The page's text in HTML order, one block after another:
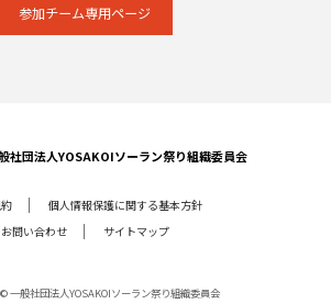
参加チーム専⽤ページ
社団法⼈YOSAKOIソーラン祭り組織委員会
個⼈情報保護に関する基本⽅針
お問い合わせ
サイトマップ
一般社団法人YOSAKOIソーラン祭り組織委員会